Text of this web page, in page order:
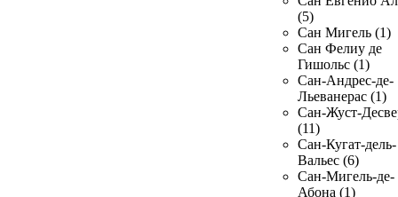
(5)
Сан Мигель (1)
Сан Фелиу де
Гишольс (1)
Сан-Андрес-де-
Льеванерас (1)
Сан-Жуст-
(11)
Сан-Кугат-дель-
Вальес (6)
Сан-Мигель-де-
Абона (1)